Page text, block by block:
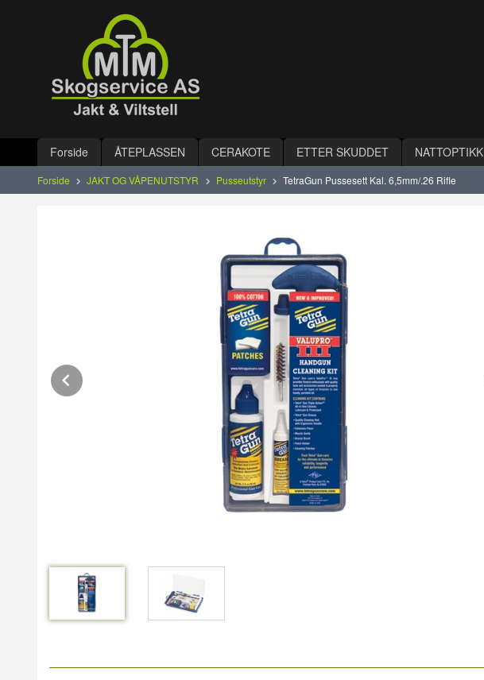
Produkter
Forside ÅTEPLASSEN CERAKOTE ETTER SKUDDET NATTOPTIKK
Forside JAKT OG VÅPENUTSTYR Pusseutstyr TetraGun Pussesett Kal. 6,5mm/.26 Rifle